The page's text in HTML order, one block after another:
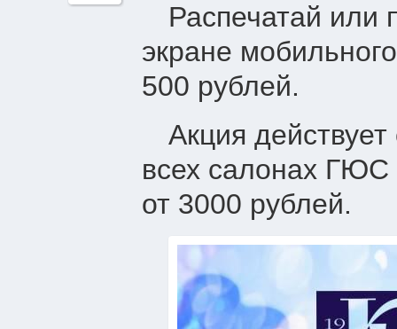
Распечатай или
экране
500 рублей.
Акция
всех салонах ГЮС
от 3000 рублей.